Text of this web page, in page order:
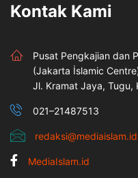
Kontak Kami
Pusat Pengkajian dan
(Jakarta İslamic
Jl. Kramat Jaya, Tugu,
021–21487513
redaksi@mediaislam.id
MediaIslam.id